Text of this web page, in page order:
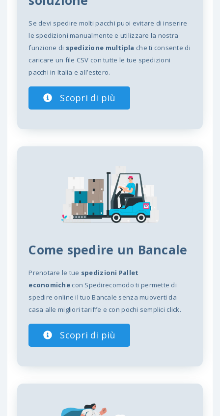
Se devi spedire molti pacchi puoi evitare di inserire
le spedizioni manualmente e utilizzare la nostra
funzione di spedizione multipla che ti consente di
caricare un file CSV con tutte le tue spedizioni
pacchi in Italia e all’estero.
Scopri di più
Come spedire un Bancale
Prenotare le tue spedizioni Pallet
economiche con Spedirecomodo ti permette di
spedire online il tuo Bancale senza muoverti da
casa alle migliori tariffe e con pochi semplici click.
Scopri di più